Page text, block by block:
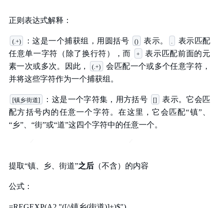
正则表达式解释：
(.+) ：这是一个捕获组，用圆括号 () 表示。
表示匹配
任意单一字符（除了换行符），而
+
表示匹配前面的元
素一次或多次。因此，
(.+)
会匹配一个或多个任意字符，
并将这些字符作为一个捕获组。
[镇乡街道] ：这是一个字符集，用方括号 []
表示。它会匹
配方括号内的任意一个字符。在这里，它会匹配“镇”、
“乡”、“街”或“道”这四个字符中的任意一个。
提取“镇、乡、街道”之后 （不含）的内容
公式：